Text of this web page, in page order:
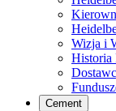
Wizja i
Historia
Cement